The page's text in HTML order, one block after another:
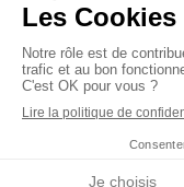
©2021 Mathilde Burkel
Création et référencement